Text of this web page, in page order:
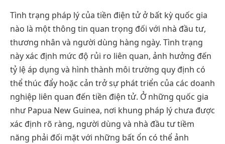
Tình trạng pháp lý của tiền điện tử ở bất kỳ quốc gia
nào là một thông tin quan trọng đối với nhà đầu tư,
thương nhân và người dùng hàng ngày. Tình trạng
này xác định mức độ rủi ro liên quan, ảnh hưởng đến
tỷ lệ áp dụng và hình thành môi trường quy định có
thể thúc đẩy hoặc cản trở sự phát triển của các doanh
nghiệp liên quan đến tiền điện tử. Ở những quốc gia
như Papua New Guinea, nơi khung pháp lý chưa được
xác định rõ ràng, người dùng và nhà đầu tư tiềm
năng phải đối mặt với những bất ổn có thể ảnh